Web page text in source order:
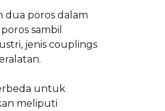
poros dalam
sambil
jenis couplings
untuk
meliputi